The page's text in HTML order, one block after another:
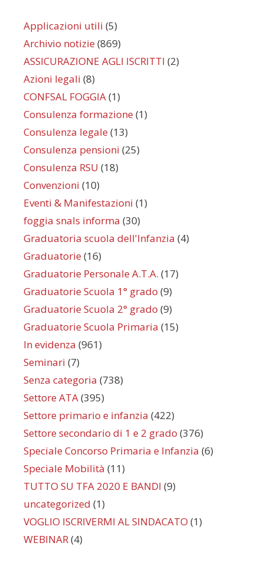
Applicazioni utili (5)
Archivio notizie (869)
ASSICURAZIONE AGLI ISCRITTI (2)
Azioni legali (8)
CONFSAL FOGGIA(1)
Consulenza formazione (1)
Consulenza legale (13)
Consulenza pensioni (25)
Consulenza RSU (18)
Convenzioni (10)
Eventi & Manifestazioni (1)
foggia snals informa (30)
Graduatoria scuola dell'Infanzia (4)
Graduatorie (16)
Graduatorie Personale A.T.A. (17)
Graduatorie Scuola 1° grado (9)
Graduatorie Scuola 2° grado (9)
Graduatorie Scuola Primaria (15)
In evidenza (961)
Seminari (7)
Senza categoria (738)
Settore ATA(395)
Settore primario e infanzia (422)
Settore secondario di 1 e 2 grado (376)
Speciale Concorso Primaria e Infanzia (6)
Speciale Mobilità (11)
TUTTO SU TFA 2020 E BANDI (9)
uncategorized (1)
VOGLIO ISCRIVERMI AL SINDACATO (1)
WEBINAR (4)